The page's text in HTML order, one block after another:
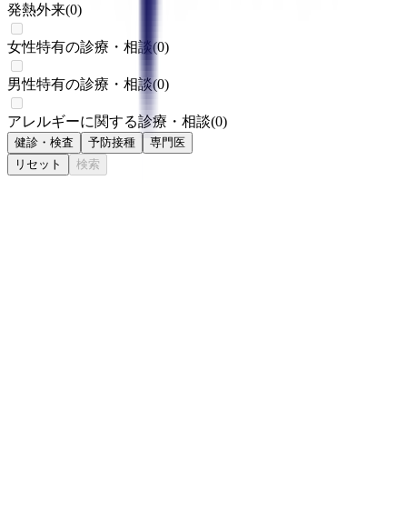
発熱外来(0)
女性特有の診療・相談(0)
男性特有の診療・相談(0)
アレルギーに関する診療・相談(0)
健診・検査 予防接種
専門医
リセット
検索